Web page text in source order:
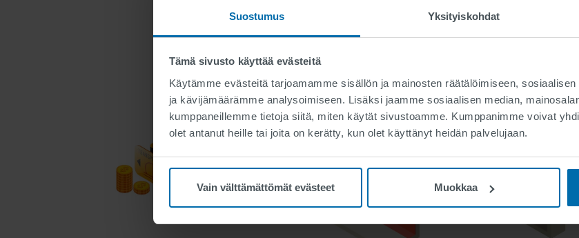
Suostumus Yksityiskohdat
Tämä sivusto käyttää evästeitä
Käytämme evästeitä tarjoamamme sisällön ja mainosten räätälöimiseen,
ja kävijämäärämme analysoimiseen. Lisäksi jaamme sosiaalisen median,
kumppaneillemme tietoja siitä, miten käytät sivustoamme. Kumppanimme voivat
olet antanut heille tai joita on kerätty, kun olet käyttänyt heidän palvelujaan.
Vain välttämättömät evästeet Muokkaa